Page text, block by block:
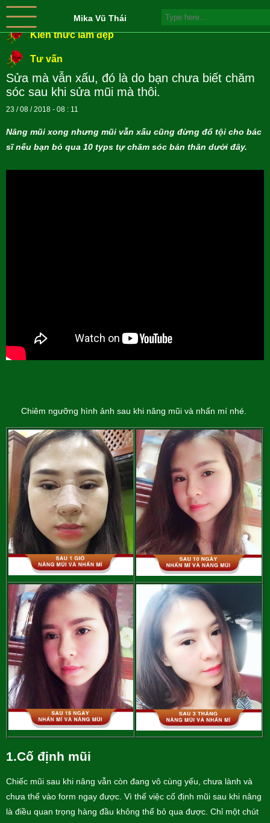
Mika Vũ Thái
Kiến thức làm đẹp
Tư vấn
Sửa mà vẫn xấu, đó là do bạn chưa biết chăm
sóc sau khi sửa mũi mà thôi.
23 / 08 / 2018 - 08 : 11
Nâng mũi xong nhưng mũi vẫn xấu cũng đừng đổ tội cho bác
sĩ nếu bạn bỏ qua 10 typs tự chăm sóc bản thân dưới đây.
Chiêm ngưỡng hình ảnh sau khi nâng mũi và nhấn mí nhé.
1.Cố định mũi
Chiếc mũi sau khi nâng vẫn còn đang vô cùng yếu, chưa lành và
chưa thể vào form ngay được. Vì thế việc cố định mũi sau khi nâng
là điều quan trọng hàng đầu không thể bỏ qua được. Chỉ một chút